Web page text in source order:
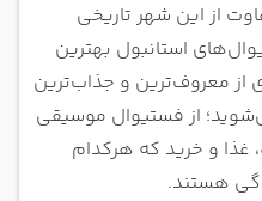
از این شهر تاریخی
استانبول بهترین
از معروف‌ترین و جذاب‌ترین
از فستیوال موسیقی
غذا و خرید که هرکدام
هستند.